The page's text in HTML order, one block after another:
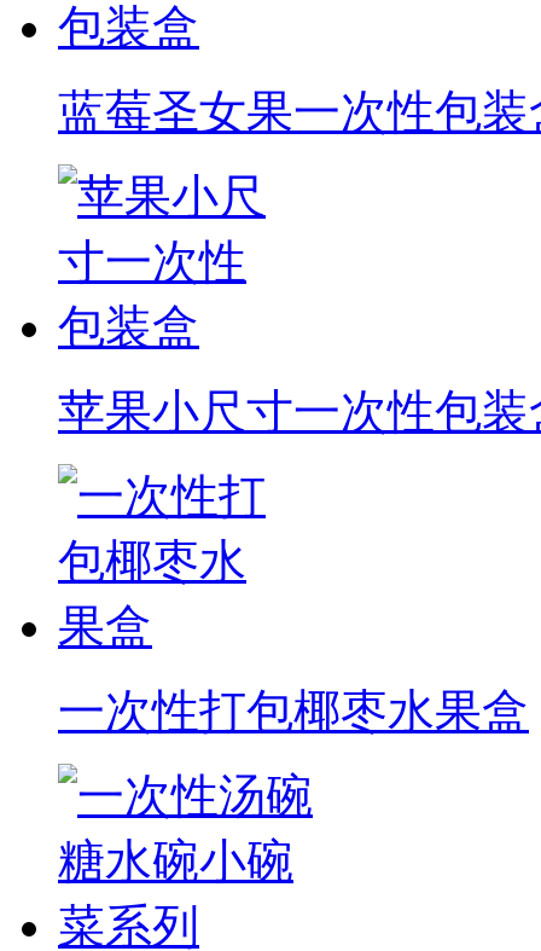
蓝莓圣女果一次性包装
苹果小尺寸一次性包装
一次性打包椰枣水果盒